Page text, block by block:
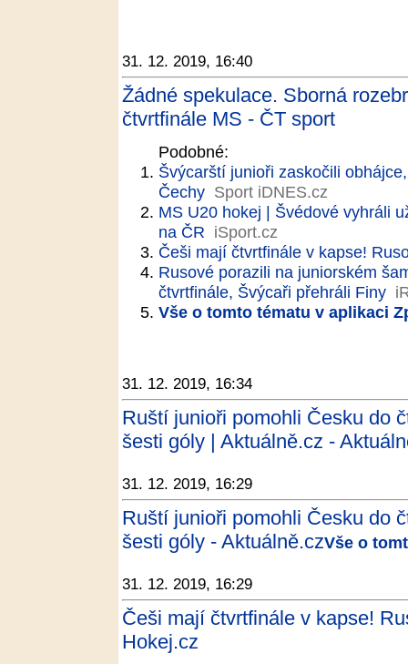
31. 12. 2019, 16:40
Žádné spekulace. Sborná
čtvrtfinále MS - ČT sport
Podobné:
Švýcarští junioři zaskočili
Čechy Sport iDNES.cz
MS U20 hokej | Švédové vyhráli
na ČR iSport.cz
Češi mají čtvrtfinále v kapse!
Rusové porazili na juniorském
čtvrtfinále, Švýcaři přehráli Finy
Vše o tomto tématu v aplikaci
31. 12. 2019, 16:34
Ruští junioři pomohli Česku do
šesti góly | Aktuálně.cz -
31. 12. 2019, 16:29
Ruští junioři pomohli Česku do
šesti góly - Aktuálně.czVše o
31. 12. 2019, 16:29
Češi mají čtvrtfinále v kapse!
Hokej.cz